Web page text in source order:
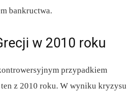
bankructwa.
w 2010 roku
przypadkiem
z 2010 roku. W wyniku kryzysu